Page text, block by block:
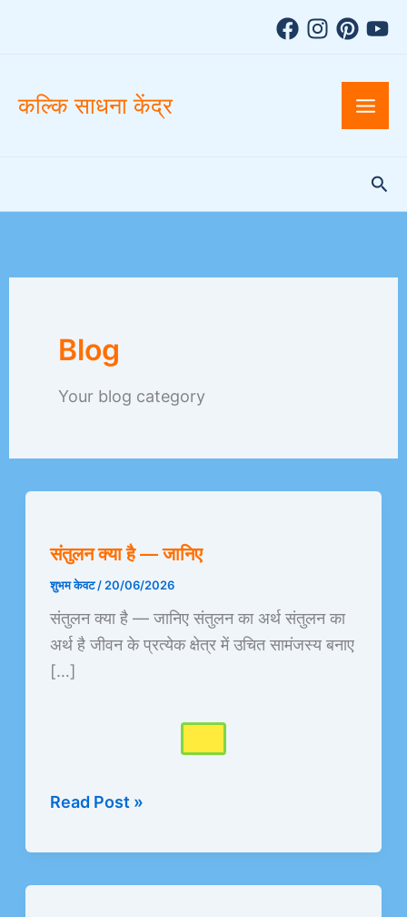
कल्कि साधना केंद्र
Blog
Your blog category
संतुलन क्या है — जानिए
शुभम केवट/ 20/06/2026
संतुलन क्या है — जानिए संतुलन का अर्थ संतुलन का
अर्थ है जीवन के प्रत्येक क्षेत्र में उचित सामंजस्य बनाए
[…]
है
—
जानिए
Read Post »
v
e